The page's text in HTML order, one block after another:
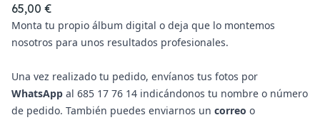
65,00 €
Monta tu propio álbum digital o deja que lo montemos
nosotros para unos resultados profesionales.
Una vez realizado tu pedido, envíanos tus fotos por
WhatsApp al 685 17 76 14 indicándonos tu nombre o número
de pedido. También puedes enviarnos un correo o